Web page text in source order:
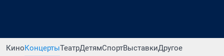
КиноКонцертыТеатрДетямСпортВыставкиДругое